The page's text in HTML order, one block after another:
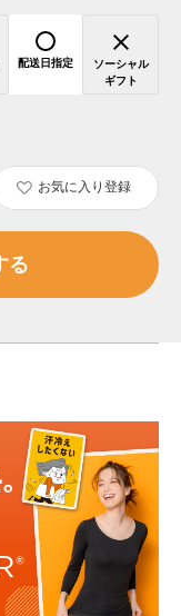
配送日指定
ソーシャル
ギフト
お気に入り登録